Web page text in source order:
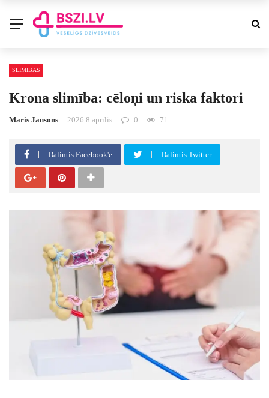
SLIMĪBAS
Krona slimība: cēloņi un riska faktori
Māris Jansons 2026 8 aprīlis 0 71
Dalintis Facebook'e Dalintis Twitter